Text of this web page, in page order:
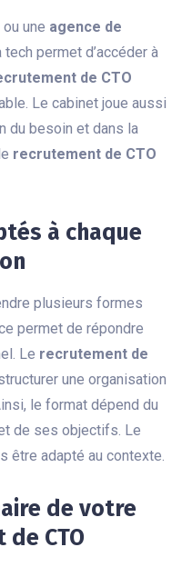
ou une agence de
tech permet d’accéder à
de CTO
Le cabinet joue aussi
du besoin et dans la
recrutement de CTO
à chaque
plusieurs formes
permet de répondre
Le recrutement de
une organisation
le format dépend du
de ses objectifs. Le
être adapté au contexte.
de votre
CTO